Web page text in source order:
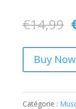
€14,99
Buy Now
Catégorie :